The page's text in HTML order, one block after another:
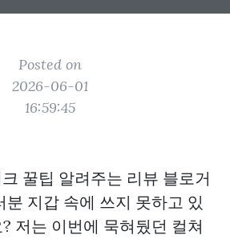
Posted on
2026-06-01
16:59:45
꿀팁 알려주는 리뷰 블로거
분 지갑 속에 쓰지 못하고 있
저는 이번에 묵혀뒀던 컬쳐